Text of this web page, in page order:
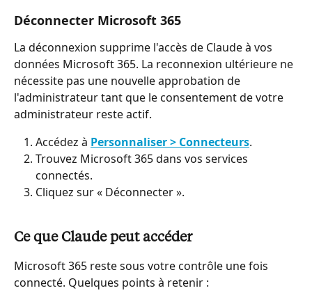
Déconnecter Microsoft 365
La déconnexion supprime l'accès de Claude à vos
données Microsoft 365. La reconnexion ultérieure ne
nécessite pas une nouvelle approbation de
l'administrateur tant que le consentement de votre
administrateur reste actif.
Accédez à Personnaliser > Connecteurs.
Trouvez Microsoft 365 dans vos services
connectés.
Cliquez sur « Déconnecter ».
Ce que Claude peut accéder
Microsoft 365 reste sous votre contrôle une fois
connecté. Quelques points à retenir :